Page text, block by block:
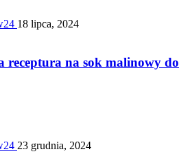
18 lipca, 2024
receptura na sok malinowy
23 grudnia, 2024